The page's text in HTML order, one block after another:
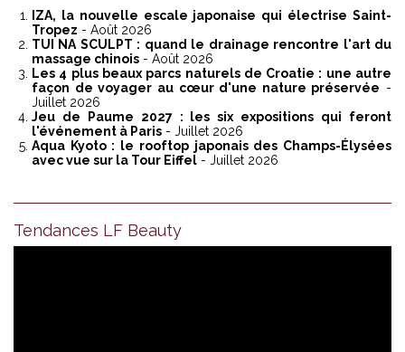
IZA, la nouvelle escale japonaise qui électrise Saint-
Tropez - Août 2026
TUI NA SCULPT : quand le drainage rencontre l'art du
massage chinois - Août 2026
Les 4 plus beaux parcs naturels de Croatie : une autre
façon de voyager au cœur d'une nature préservée -
Juillet 2026
Jeu de Paume 2027 : les six expositions qui feront
l'événement à Paris - Juillet 2026
Aqua Kyoto : le rooftop japonais des Champs-Élysées
avec vue sur la Tour Eiffel - Juillet 2026
Tendances LF Beauty